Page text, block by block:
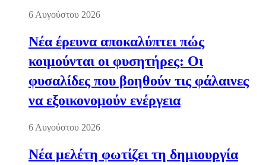
6 Αυγούστου 2026
Νέα έρευνα αποκαλύπτει πώς
κοιμούνται οι φυσητήρες: Οι
φυσαλίδες που βοηθούν τις φάλαινες
να εξοικονομούν ενέργεια
6 Αυγούστου 2026
Νέα μελέτη φωτίζει τη δημιουργία